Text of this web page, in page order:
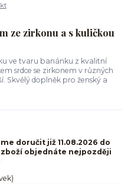
ze zirkonu a s kuličkou
ve tvaru banánku z kvalitní
srdce se zirkonem v různých
Skvělý doplněk pro ženský a
doručit již 11.08.2026 do
zboží objednáte nejpozději